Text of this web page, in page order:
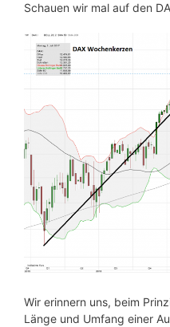
Schauen wir mal auf den
Wir erinnern uns, beim
Länge und Umfang einer